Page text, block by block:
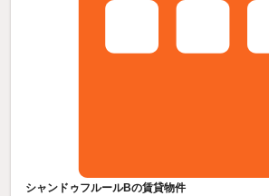
シャンドゥフルールBの賃貸物件